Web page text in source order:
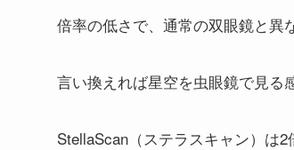
倍率の低さで、通常の双眼鏡と異
言い換えれば星空を虫眼鏡で見る
StellaScan（ステラスキャン）は2